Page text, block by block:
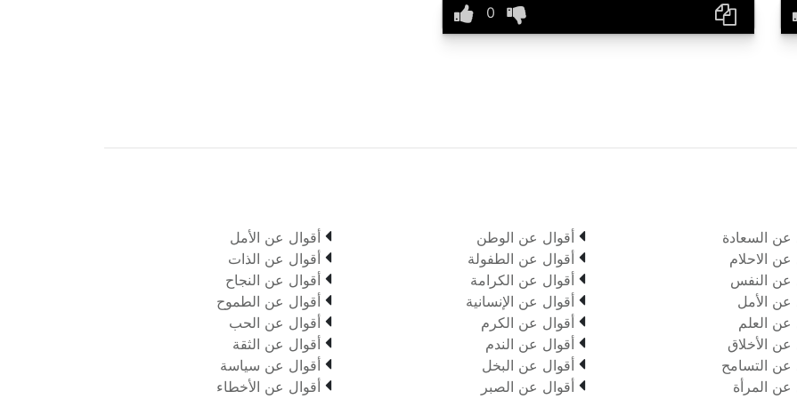
عن السعادة
عن الاحلام
عن النفس
عن الأمل
عن العلم
عن الأخلاق
عن التسامح
عن المرأة
 أقوال عن الوطن
 أقوال عن الطفولة
 أقوال عن الكرامة
 أقوال عن الإنسانية
 أقوال عن الكرم
 أقوال عن الندم
 أقوال عن البخل
 أقوال عن الصبر
 أقوال عن الأمل
 أقوال عن الذات
 أقوال عن النجاح
 أقوال عن الطموح
 أقوال عن الحب
 أقوال عن الثقة
 أقوال عن سياسة
 أقوال عن الأخطاء